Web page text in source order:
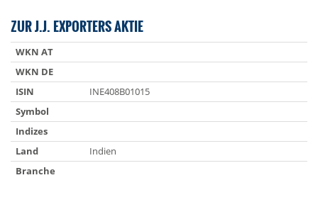
ZUR J.J. EXPORTERS AKTIE
WKN AT
WKN DE
ISIN
INE408B01015
Symbol
Indizes
Land
Indien
Branche